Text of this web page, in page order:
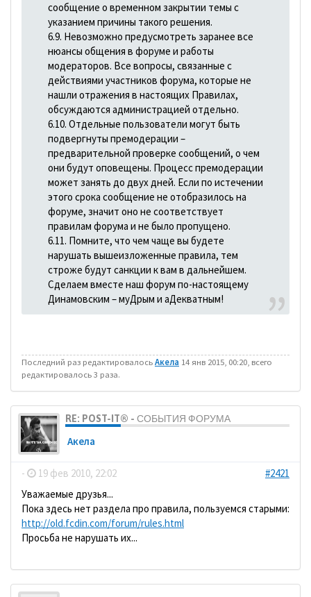
сообщение о временном закрытии темы с
указанием причины такого решения.
6.9. Невозможно предусмотреть заранее все
нюансы общения в форуме и работы
модераторов. Все вопросы, связанные с
действиями участников форума, которые не
нашли отражения в настоящих Правилах,
обсуждаются администрацией отдельно.
6.10. Отдельные пользователи могут быть
подвергнуты премодерации –
предварительной проверке сообщений, о чем
они будут оповещены. Процесс премодерации
может занять до двух дней. Если по истечении
этого срока сообщение не отобразилось на
форуме, значит оно не соответствует
правилам форума и не было пропущено.
6.11. Помните, что чем чаще вы будете
нарушать вышеизложенные правила, тем
строже будут санкции к вам в дальнейшем.
Сделаем вместе наш форум по-настоящему
Динамовским – муДрым и аДекватным!
Последний раз редактировалосьАкела 14 янв 2015, 00:20, всего
редактировалось 3 раза.
RE: POST-IT® - СОБЫТИЯ ФОРУМА
Акела
- 19 фев 2010, 22:02
#2421
Уважаемые друзья...
Пока здесь нет раздела про правила, пользуемся старыми:
http://old.fcdin.com/forum/rules.html
Просьба не нарушать их...